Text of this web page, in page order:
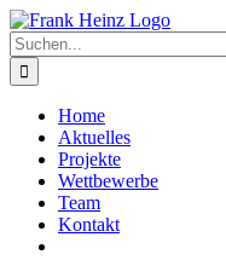
Zum
Inhalt
springen
Suche
nach:
Home
Aktuelles
Projekte
Wettbewerbe
Team
Kontakt